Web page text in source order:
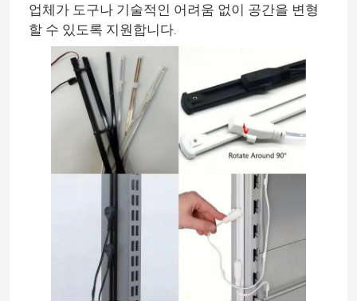
업체가 도구나 기술적인 어려움 없이 공간을 변형
할 수 있도록 지원합니다.